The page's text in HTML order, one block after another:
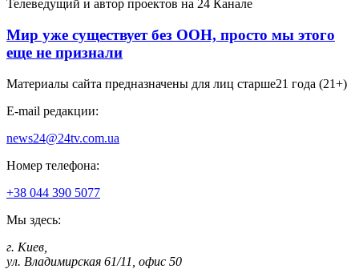
Телеведущий и автор проектов на 24 Канале
Мир уже существует без ООН, просто мы этого
еще не признали
Материалы сайта предназначены для лиц старше21 года (21+)
E-mail редакции:
news24@24tv.com.ua
Номер телефона:
+38 044 390 5077
Мы здесь:
г. Киев
ул. Владимирская 61/11, офис 50